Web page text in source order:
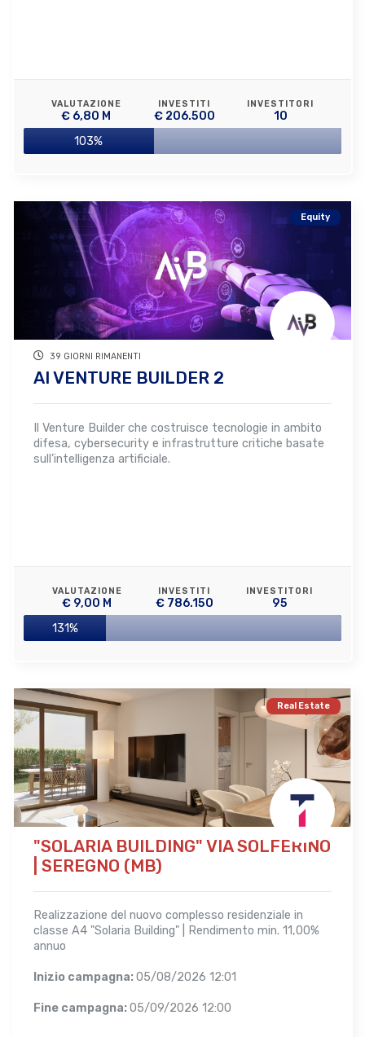
VALUTAZIONE
€ 6,80 M
INVESTITI
€ 206.500
INVESTITORI
10
103%
Equity
39 GIORNI RIMANENTI
AI VENTURE BUILDER 2
Il Venture Builder che costruisce tecnologie in ambito
difesa, cybersecurity e infrastrutture critiche basate
sull’intelligenza artificiale.
VALUTAZIONE
€ 9,00 M
INVESTITI
€ 786.150
INVESTITORI
95
131%
Real Estate
"SOLARIA BUILDING" VIA SOLFERINO
| SEREGNO (MB)
Realizzazione del nuovo complesso residenziale in
classe A4 "Solaria Building" | Rendimento min. 11,00%
annuo
Inizio campagna:05/08/2026 12:01
Fine campagna:05/09/2026 12:00